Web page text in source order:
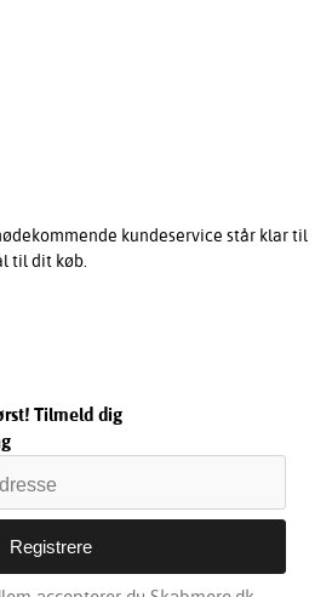
kundeservice står klar til
til dit køb.
Tilmeld dig